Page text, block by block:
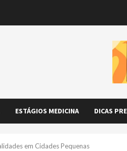
ESTÁGIOS MEDICINA DICAS
em Cidades Pequenas